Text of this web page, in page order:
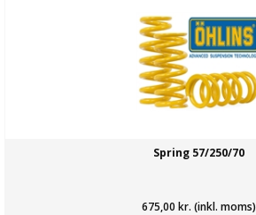
Spring 57/250/70
675,00 kr. (inkl. moms)